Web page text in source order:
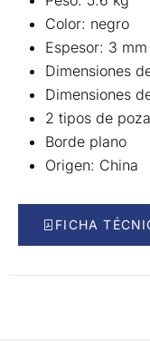
Color: negro
Espesor: 3 mm
Dimensiones
Dimensiones
2 tipos de poza
Borde plano
Origen: China
FICHA